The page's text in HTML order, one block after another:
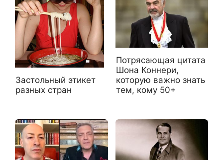
Застольный этикет
разных стран
Потрясающая цитата
Шона Коннери,
которую важно знать
тем, кому 50+